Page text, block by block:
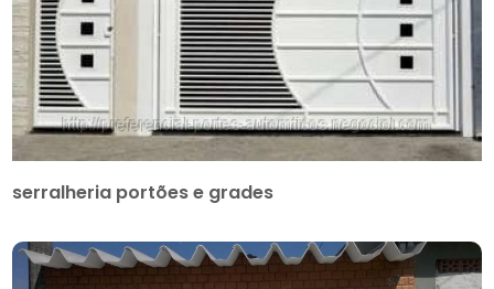
serralheria portões e grades